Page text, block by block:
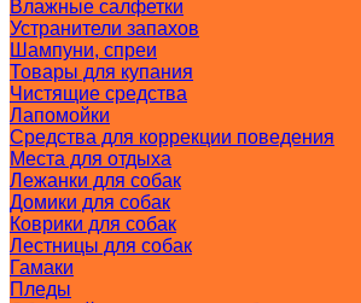
Влажные салфетки
Устранители запахов
Шампуни, спреи
Товары для купания
Чистящие средства
Лапомойки
Средства для коррекции поведения
Места для отдыха
Лежанки для собак
Домики для собак
Коврики для собак
Лестницы для собак
Гамаки
Пледы